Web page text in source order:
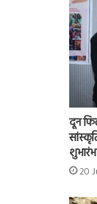
दून
शुभारंभ
20